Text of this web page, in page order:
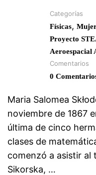
Categorías
Físicas,
Proyecto
Aeroespacial
Comentarios
0
Maria Salomea
noviembre de 1867
última de cinco
clases de
comenzó a asistir al
Sikorska, …